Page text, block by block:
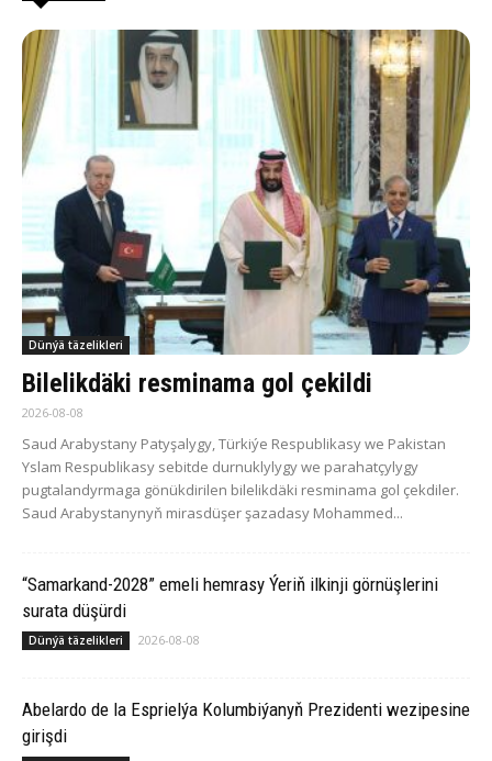
Dünýä täzelikleri
Bilelikdäki resminama gol çekildi
2026-08-08
Saud Arabystany Patyşalygy, Türkiýe Respublikasy we Pakistan
Yslam Respublikasy sebitde durnuklylygy we parahatçylygy
pugtalandyrmaga gönükdirilen bilelikdäki resminama gol çekdiler.
Saud Arabystanynyň mirasdüşer şazadasy Mohammed...
“Samarkand-2028” emeli hemrasy Ýeriň ilkinji görnüşlerini
surata düşürdi
Dünýä täzelikleri 2026-08-08
Abelardo de la Esprielýa Kolumbiýanyň Prezidenti wezipesine
girişdi